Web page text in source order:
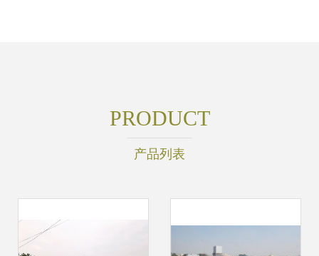
PRODUCT
产品列表